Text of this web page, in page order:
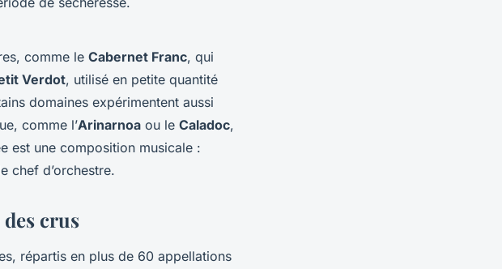
comme le Cabernet Franc, qui
Verdot, utilisé en petite quantité
domaines expérimentent aussi
comme l’Arinarnoa ou le Caladoc,
est une composition musicale :
chef d’orchestre.
crus
répartis en plus de 60 appellations